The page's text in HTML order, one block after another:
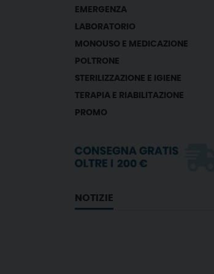
EMERGENZA
LABORATORIO
MONOUSO E MEDICAZIONE
POLTRONE
STERILIZZAZIONE E IGIENE
TERAPIA E RIABILITAZIONE
PROMO
NOTIZIE